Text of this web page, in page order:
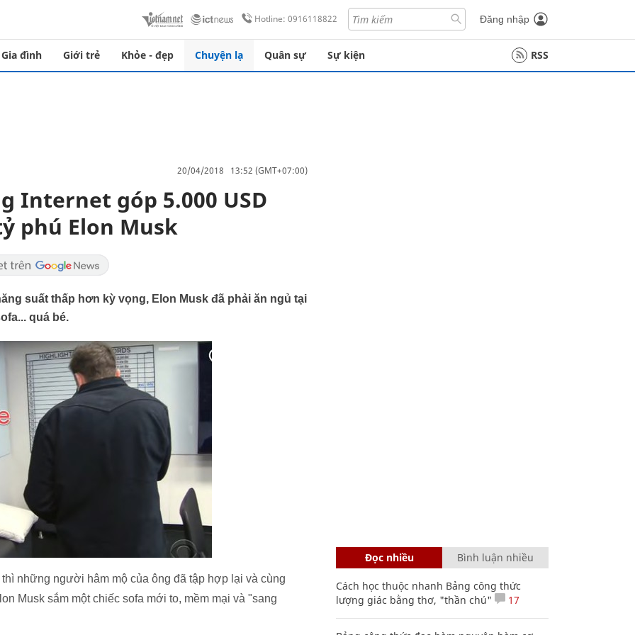
Hotline: 0916118822 Đăng nhập
Gia đình Giới trẻ Khỏe - đẹp Chuyện lạ Quân sự Sự kiện RSS
20/04/2018 13:52 (GMT+07:00)
Internet góp 5.000 USD
phú Elon Musk
suất thấp hơn kỳ vọng, Elon Musk đã phải ăn ngủ tại
quá bé.
những người hâm mộ của ông đã tập hợp lại và cùng
Musk sắm một chiếc sofa mới to, mềm mại và "sang
Đọc nhiều Bình luận nhiều
Cách học thuộc nhanh Bảng công thức
lượng giác bằng thơ, "thần chú"
17